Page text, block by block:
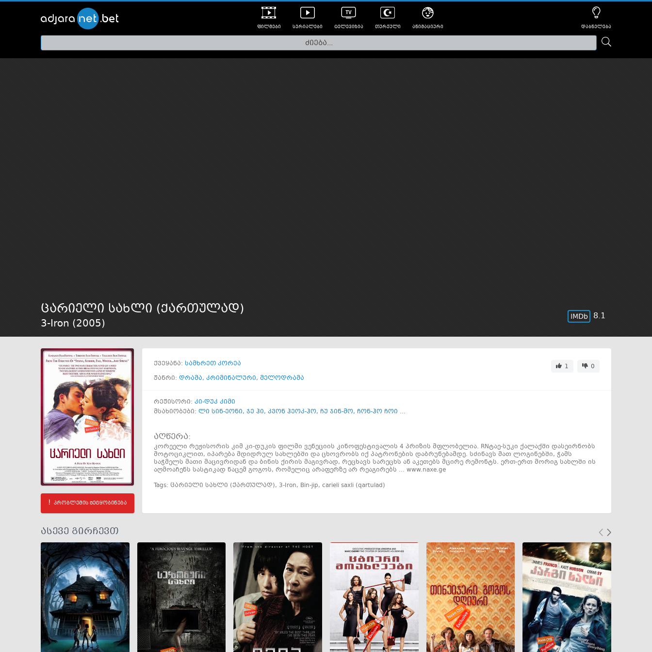
ფილმები
თრეილერები
სერიალები ტელევიზია თურქული ანიმაციური დაბნელება
ცარიელი სახლი (ქართულად)
3-Iron (2005)
8.1
პრობლემის შეტყობინება
ქვეყანა: სამხრეთ კორეა 1
0
ჟანრი: დრამა, კრიმინალური, მელოდრამა
რეჟისორი: კი-დუკ კიმი
მსახიობები: ლი სინ-ეონი, ჯე ჰი, კვონ ჰეოკ-ჰო, ჩუ ჯინ-მო, ჩონ-ჰო ჩოი ...
აღწერა:
კორეელი რეჟისორის კიმ კი-დუკის ფილმი ვენეციის კინოფესტივალის 4 პრიზის მფლობელია. RNტაე-სუკი ქალაქში დასეირნობს
მოტოციკლით, იპარება მდიდრულ სახლებში და ცხოვრობს იქ პატრონების დაბრუნებამდე. სძინავს მათ ლოგინებში, ჭამს
საჭმელს მათი მაცივრიდან და ბინის ქირის მაგივრად, რეცხავს სარეცხს ან აკეთებს მცირე რემონტს. ერთ-ერთ მორიგ სახლში ის
აღმოაჩენს სასტიკად ნაცემ გოგოს, რომელიც არაფერზე არ რეაგირებს ... www.naxe.ge
Tags: ცარიელი სახლი (ქართულად), 3-Iron, Bin-jip, carieli saxli (qartulad)
ასევე გირჩევთ